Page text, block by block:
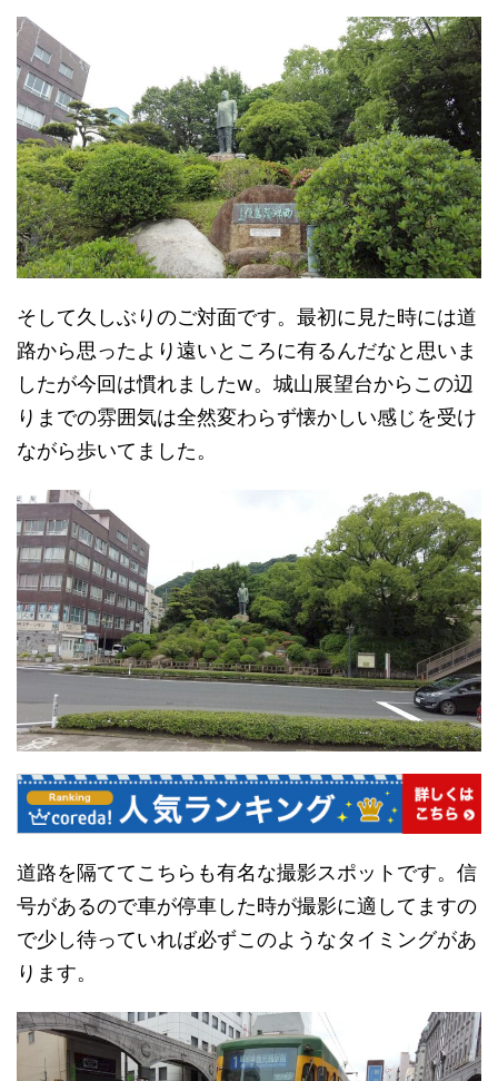
そして久しぶりのご対面です。最初に見た時には道
路から思ったより遠いところに有るんだなと思いま
したが今回は慣れましたw。城山展望台からこの辺
りまでの雰囲気は全然変わらず懐かしい感じを受け
ながら歩いてました。
道路を隔ててこちらも有名な撮影スポットです。信
号があるので車が停車した時が撮影に適してますの
で少し待っていれば必ずこのようなタイミングがあ
ります。